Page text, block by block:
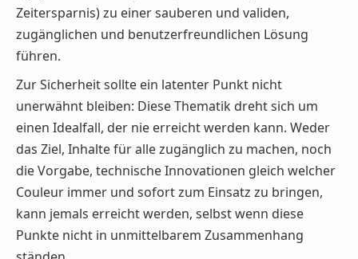
Zeitersparnis) zu einer sauberen und validen,
zugänglichen und benutzerfreundlichen Lösung
führen.
Zur Sicherheit sollte ein latenter Punkt nicht
unerwähnt bleiben: Diese Thematik dreht sich um
einen Idealfall, der nie erreicht werden kann. Weder
das Ziel, Inhalte für alle zugänglich zu machen, noch
die Vorgabe, technische Innovationen gleich welcher
Couleur immer und sofort zum Einsatz zu bringen,
kann jemals erreicht werden, selbst wenn diese
Punkte nicht in unmittelbarem Zusammenhang